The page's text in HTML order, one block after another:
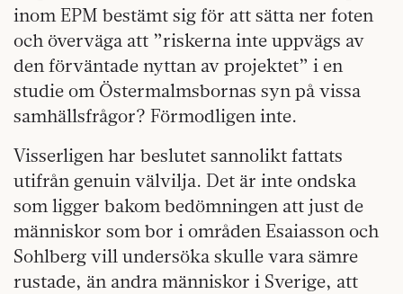
inom EPM bestämt sig för att sätta ner foten
och överväga att ”riskerna inte uppvägs av
den förväntade nyttan av projektet” i en
studie om Östermalmsbornas syn på vissa
samhällsfrågor? Förmodligen inte.
Visserligen har beslutet sannolikt fattats
utifrån genuin välvilja. Det är inte ondska
som ligger bakom bedömningen att just de
människor som bor i områden Esaiasson och
Sohlberg vill undersöka skulle vara sämre
rustade, än andra människor i Sverige, att